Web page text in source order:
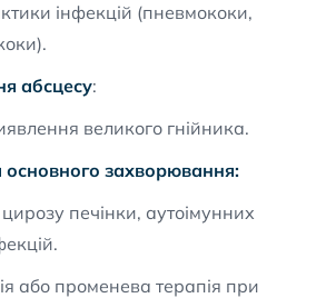
інфекцій (пневмококи,
абсцесу:
великого гнійника.
основного захворювання:
печінки, аутоімунних
або променева терапія при